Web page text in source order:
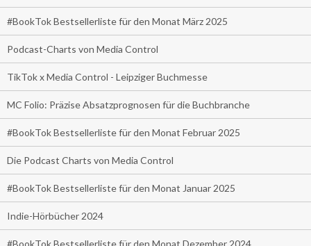
#BookTok Bestsellerliste für den Monat März 2025
Podcast-Charts von Media Control
TikTok x Media Control - Leipziger Buchmesse
MC Folio: Präzise Absatzprognosen für die Buchbranche
#BookTok Bestsellerliste für den Monat Februar 2025
Die Podcast Charts von Media Control
#BookTok Bestsellerliste für den Monat Januar 2025
Indie-Hörbücher 2024
#BookTok Bestsellerliste für den Monat Dezember 2024